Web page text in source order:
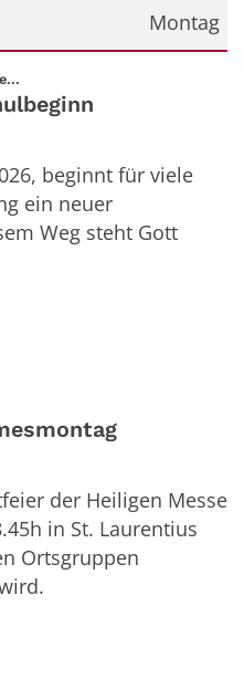
Montag
beginnt für viele
ein neuer
Weg steht Gott
der Heiligen Messe
in St. Laurentius
Ortsgruppen